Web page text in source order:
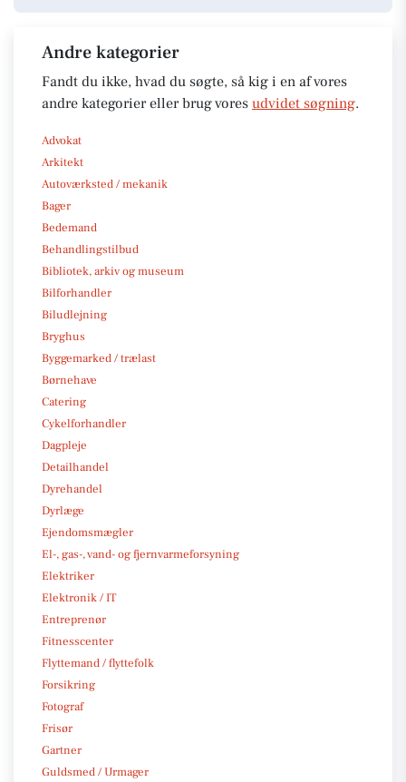
Andre kategorier
Fandt du ikke, hvad du søgte, så kig i en af vores
andre kategorier eller brug vores udvidet søgning.
Advokat
Arkitekt
Autoværksted / mekanik
Bager
Bedemand
Behandlingstilbud
Bibliotek, arkiv og museum
Bilforhandler
Biludlejning
Bryghus
Byggemarked / trælast
Børnehave
Catering
Cykelforhandler
Dagpleje
Detailhandel
Dyrehandel
Dyrlæge
Ejendomsmægler
El-, gas-, vand- og fjernvarmeforsyning
Elektriker
Elektronik / IT
Entreprenør
Fitnesscenter
Flyttemand / flyttefolk
Forsikring
Fotograf
Frisør
Gartner
Guldsmed / Urmager